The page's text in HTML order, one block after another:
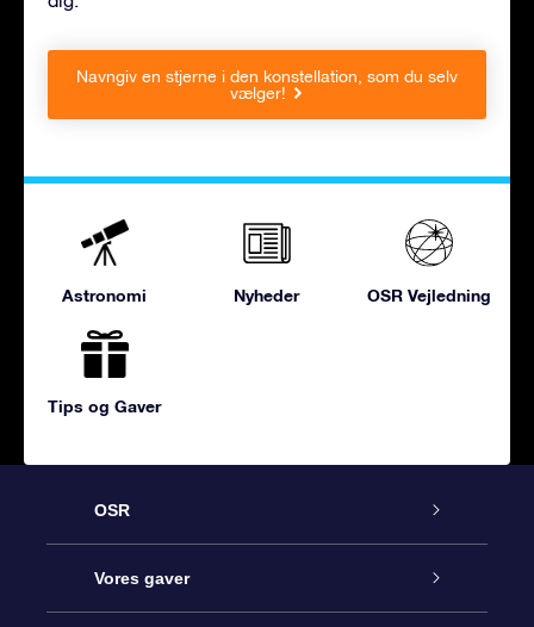
Navngiv en stjerne i den konstellation, som du selv
vælger!
Astronomi Nyheder OSR Vejledning
Tips og Gaver
OSR
Kundeservice
Vores gaver